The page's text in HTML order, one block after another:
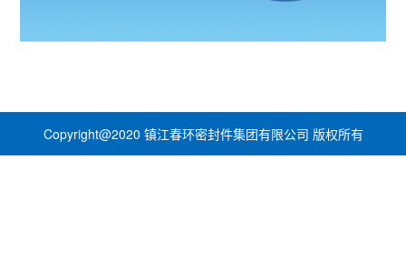
Copyright@2020 镇江春环密封件集团有限公司 版权所有